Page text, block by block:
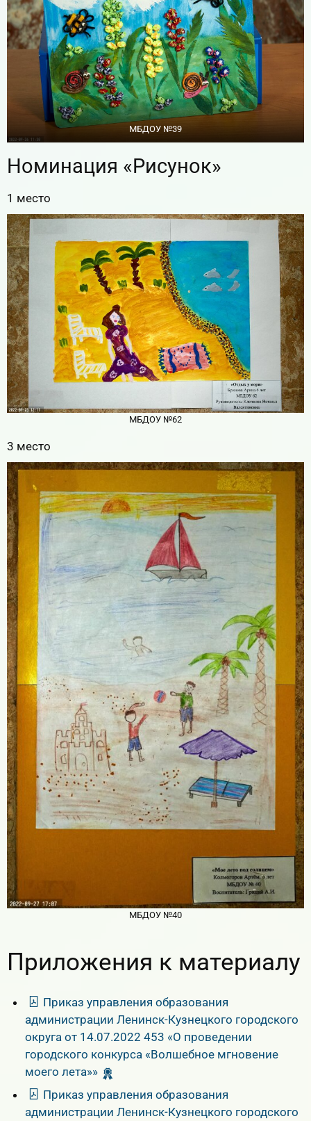
МБДОУ №39
Номинация «Рисунок»
1 место
МБДОУ №62
3 место
МБДОУ №40
Приложения к материалу
Приказ управления образования
администрации Ленинск-Кузнецкого городского
округа от 14.07.2022 453 «О проведении
городского конкурса «Волшебное мгновение
моего лета»»
Приказ управления образования
администрации Ленинск-Кузнецкого городского